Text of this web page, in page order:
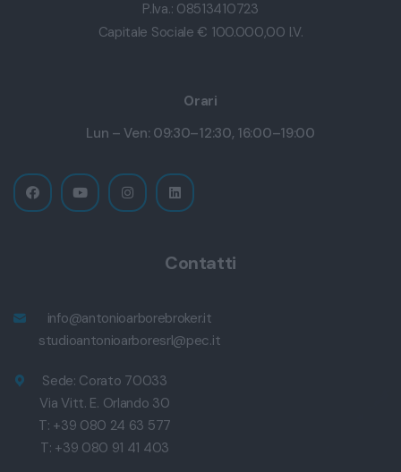
P.Iva.: 08513410723
Capitale Sociale € 100.000,00 I.V.
Orari
Lun – Ven: 09:30–12:30, 16:00–19:00
Contatti
info@antonioarborebroker.it
studioantonioarboresrl@pec.it
Sede: Corato 70033
Via Vitt. E. Orlando 30
T: +39 080 24 63 577
T: +39 080 91 41 403